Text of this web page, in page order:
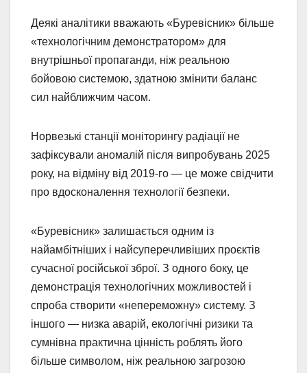
Деякі аналітики вважають «Буревісник» більше
«технологічним демонстратором» для
внутрішньої пропаганди, ніж реальною
бойовою системою, здатною змінити баланс
сил найближчим часом.
Норвезькі станції моніторингу радіації не
зафіксували аномалій після випробувань 2025
року, на відміну від 2019-го — це може свідчити
про вдосконалення технології безпеки.
«Буревісник» залишається одним із
найамбітніших і найсуперечливіших проєктів
сучасної російської зброї. З одного боку, це
демонстрація технологічних можливостей і
спроба створити «непереможну» систему. З
іншого — низка аварій, екологічні ризики та
сумнівна практична цінність роблять його
більше символом, ніж реальною загрозою